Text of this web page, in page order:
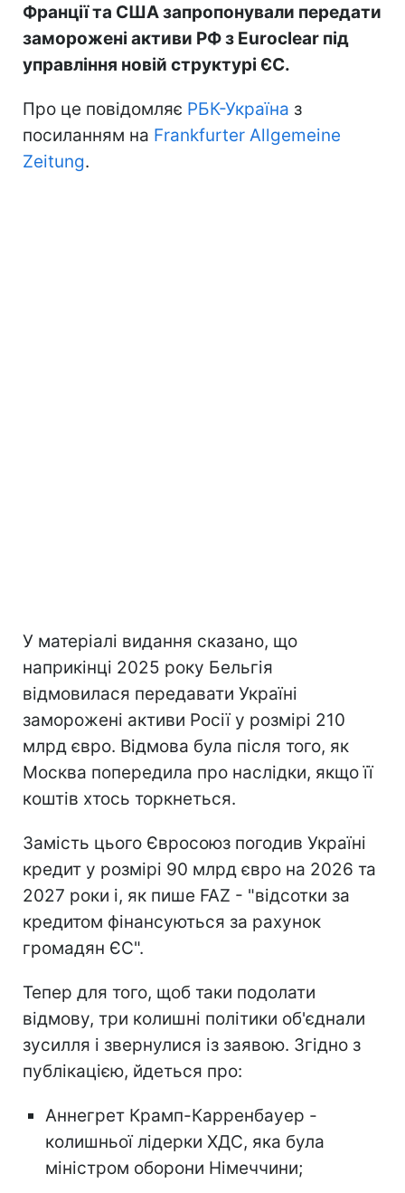
Франції та США запропонували передати
заморожені активи РФ з Euroclear під
управління новій структурі ЄС.
Про це повідомляє РБК-Україна з
посиланням на Frankfurter Allgemeine
Zeitung.
У матеріалі видання сказано, що
наприкінці 2025 року Бельгія
відмовилася передавати Україні
заморожені активи Росії у розмірі 210
млрд євро. Відмова була після того, як
Москва попередила про наслідки, якщо її
коштів хтось торкнеться.
Замість цього Євросоюз погодив Україні
кредит у розмірі 90 млрд євро на 2026 та
2027 роки і, як пише FAZ - "відсотки за
кредитом фінансуються за рахунок
громадян ЄС".
Тепер для того, щоб таки подолати
відмову, три колишні політики об'єднали
зусилля і звернулися із заявою. Згідно з
публікацією, йдеться про:
Аннегрет Крамп-Карренбауер -
колишньої лідерки ХДС, яка була
міністром оборони Німеччини;